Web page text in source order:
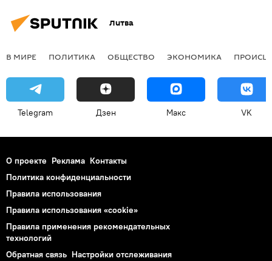
Литва
В МИРЕ ПОЛИТИКА ОБЩЕСТВО ЭКОНОМИКА
Telegram Дзен Макс VK
О проекте Реклама Контакты
Политика конфиденциальности
Правила использования
Правила использования «cookie»
Правила применения рекомендательных
технологий
Обратная связь Настройки отслеживания